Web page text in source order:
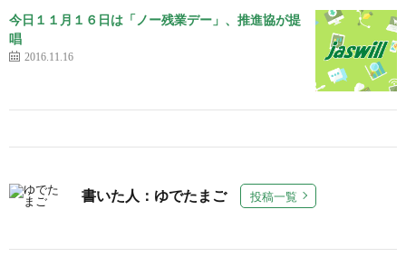
今日１１月１６日は「ノー残業デー」、推進協が提
唱
2016.11.16
書いた人：ゆでたまご 投稿一覧